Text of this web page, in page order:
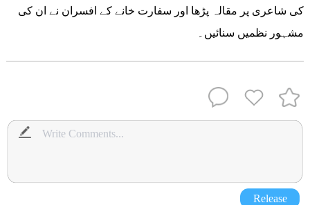
کی شاعری پر مقالہ پڑھا اور سفارت خانے کے افسران نے ان کی
مشہور نظمیں سنائیں۔
Release